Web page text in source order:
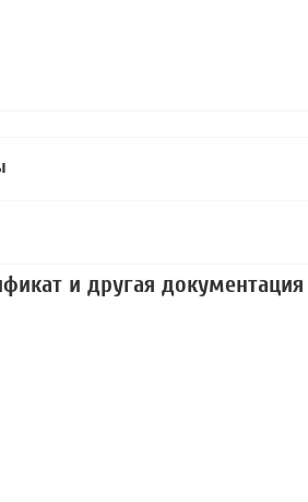
и другая документация